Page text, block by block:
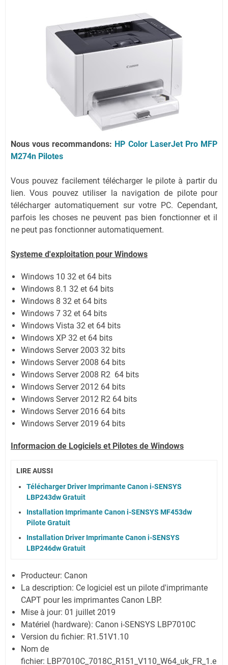
Nous vous recommandons: HP Color LaserJet Pro MFP
M274n Pilotes
Vous pouvez facilement télécharger le pilote à partir du
lien.Vous pouvez utiliser la navigation de pilote pour
télécharger automatiquement sur votre PC. Cependant,
parfois les choses ne peuvent pas bien fonctionner et il
ne peut pas fonctionner automatiquement.
Systeme d'exploitation pour Windows
Windows 10 32 et 64 bits
Windows 8.1 32 et 64 bits
Windows 8 32 et 64 bits
Windows 7 32 et 64 bits
Windows Vista 32 et 64 bits
Windows XP 32 et 64 bits
Windows Server 2003 32 bits
Windows Server 2008 64 bits
Windows Server 2008 R2 64 bits
Windows Server 2012 64 bits
Windows Server 2012 R2 64 bits
Windows Server 2016 64 bits
Windows Server 2019 64 bits
Informacion de Logiciels et Pilotes de Windows
LIRE AUSSI
Télécharger Driver Imprimante Canon i-SENSYS
LBP243dw Gratuit
Installation Imprimante Canon i-SENSYS MF453dw
Pilote Gratuit
Installation Driver Imprimante Canon i-SENSYS
LBP246dw Gratuit
Producteur: Canon
La description: Ce logiciel est un pilote d'imprimante
CAPT pour les imprimantes Canon LBP.
Mise à jour: 01 juillet 2019
Matériel (hardware): Canon i-SENSYS LBP7010C
Version du fichier: R1.51V1.10
Nom de
fichier: LBP7010C_7018C_R151_V110_W64_uk_FR_1.e